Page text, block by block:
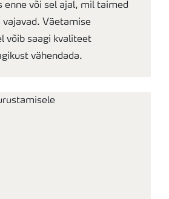
enne või sel ajal, mil taimed
vajavad. Väetamise
võib saagi kvaliteet
vähendada.